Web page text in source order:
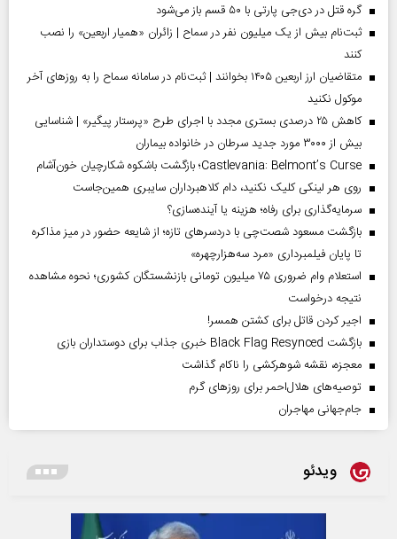
گره قتل در دی‌جی پارتی با ۵۰ قسم باز می‌شود
ثبت‌نام بیش از یک میلیون نفر در سماح | زائران «همیار اربعین» را نصب
کنند
متقاضیان ارز اربعین ۱۴۰۵ بخوانند | ثبت‌نام در سامانه سماح را به روز‌های آخر
موکول نکنید
کاهش ۲۵ درصدی بستری مجدد با اجرای طرح «پرستار پیگیر» | شناسایی
بیش از ۳۰۰۰ مورد جدید سرطان در خانواده بیماران
Castlevania: Belmont’s Curse؛ بازگشت باشکوه شکارچیان خون‌آشام
روی هر لینکی کلیک نکنید، دام کلاهبرداران سایبری همین‌جاست
سرمایه‌گذاری برای رفاه؛ هزینه یا آینده‌سازی؟
بازگشت مسعود شصت‌چی با دردسر‌های تازه؛ از شایعه حضور در میز مذاکره
تا پایان فیلمبرداری «مرد سه‌هزارچهره»
استعلام وام ضروری ۷۵ میلیون تومانی بازنشستگان کشوری؛ نحوه مشاهده
نتیجه درخواست
اجیر کردن قاتل برای کشتن همسر!
بازگشت Black Flag Resynced خبری جذاب برای دوستداران بازی
معجزه، نقشه شوهرکشی را ناکام گذاشت
توصیه‌های هلال‌احمر برای روز‌های گرم
جام‌جهانی مهاجران
ویدئو